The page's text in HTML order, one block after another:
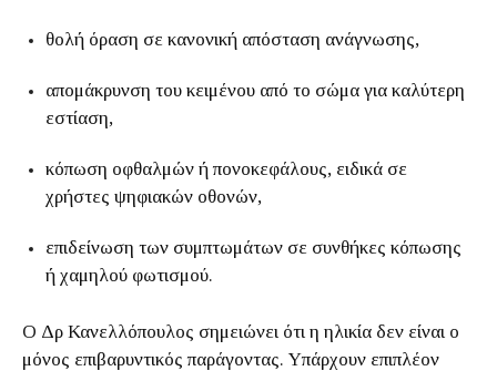
θολή όραση σε κανονική απόσταση ανάγνωσης,
απομάκρυνση του κειμένου από το σώμα για καλύτερη
εστίαση,
κόπωση οφθαλμών ή πονοκεφάλους, ειδικά σε
χρήστες ψηφιακών οθονών,
επιδείνωση των συμπτωμάτων σε συνθήκες κόπωσης
ή χαμηλού φωτισμού.
Ο Δρ Κανελλόπουλος σημειώνει ότι η ηλικία δεν είναι ο
μόνος επιβαρυντικός παράγοντας. Υπάρχουν επιπλέον